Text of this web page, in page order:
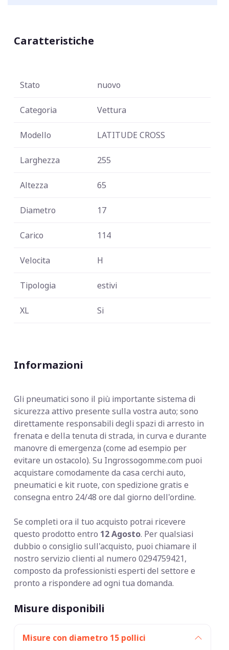
Caratteristiche
Stato nuovo
Categoria Vettura
Modello LATITUDE CROSS
Larghezza 255
Altezza 65
Diametro 17
Carico 114
Velocita H
Tipologia estivi
XL Si
Informazioni
Gli pneumatici sono il più importante sistema di
sicurezza attivo presente sulla vostra auto; sono
direttamente responsabili degli spazi di arresto in
frenata e della tenuta di strada, in curva e durante
manovre di emergenza (come ad esempio per
evitare un ostacolo). Su Ingrossogomme.com puoi
acquistare comodamente da casa cerchi auto,
pneumatici e kit ruote, con spedizione gratis e
consegna entro 24/48 ore dal giorno dell'ordine.
Se completi ora il tuo acquisto potrai ricevere
questo prodotto entro 12 Agosto. Per qualsiasi
dubbio o consiglio sull'acquisto, puoi chiamare il
nostro servizio clienti al numero 0294759421,
composto da professionisti esperti del settore e
pronto a rispondere ad ogni tua domanda.
Misure disponibili
Misure con diametro 15 pollici